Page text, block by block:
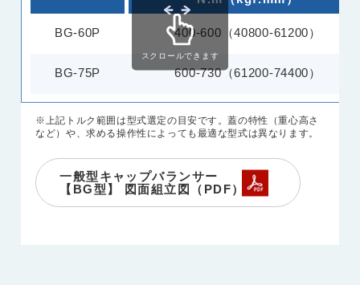
BG-60P 400-600（40800-61200）
BG-75P 600-730（61200-74400）
スクロールできます
※上記トルク範囲は型式選定の目安です。蓋の特性（重心高さ
など）や、求める操作性によっても最適な型式は異なります。
一般型キャップバランサー
【BG型】 図面組立図（PDF）